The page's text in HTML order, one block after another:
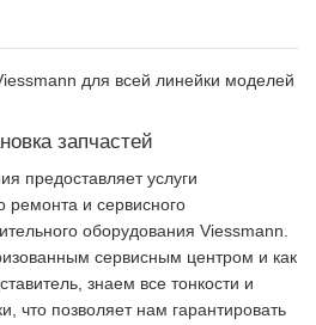
для всей линейки моделей
запчастей
предоставляет услуги
ремонта и сервисного
оборудования Viessmann.
сервисным центром и как
знаем все тонкости и
что позволяет нам гарантировать